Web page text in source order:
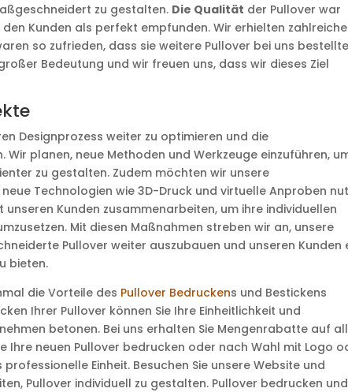
zu gestalten. Die Qualität der Pullover war
Kunden als perfekt empfunden. Wir erhielten zahlreiche
so zufrieden, dass sie weitere Pullover bei uns
Bedeutung und wir freuen uns, dass wir dieses Ziel
Designprozess weiter zu optimieren und die
planen, neue Methoden und Werkzeuge einzuführen,
zu gestalten. Zudem möchten wir unsere
Technologien wie 3D-Druck und virtuelle Anproben
Kunden zusammenarbeiten, um ihre individuellen
Mit diesen Maßnahmen streben wir an, unsere
Pullover weiter auszubauen und unseren Kunden
bieten.
die Vorteile des Pullover Bedruckens und Bestickens
Ihrer Pullover können Sie Ihre Einheitlichkeit und
betonen. Bei uns erhalten Sie Mengenrabatte auf
Ihre neuen Pullover bedrucken oder nach Wahl mit Logo
Einheit. Besuchen Sie unsere Website und
Pullover individuell zu gestalten. Pullover bedrucken und